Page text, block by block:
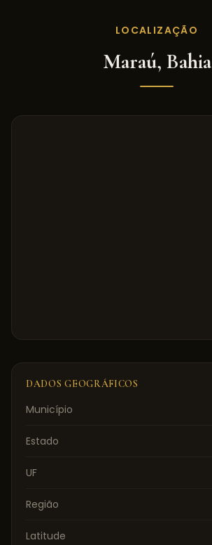
LOCALIZAÇÃO
Maraú, Bahia
DADOS GEOGRÁFICOS
Município
Estado
UF
Região
Latitude